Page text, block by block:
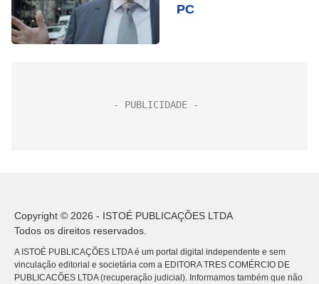
PC
Copyright © 2026 - ISTOÉ PUBLICAÇÕES LTDA
Todos os direitos reservados.
A ISTOÉ PUBLICAÇÕES LTDA é um portal digital independente e sem
vinculação editorial e societária com a EDITORA TRES COMÉRCIO DE
PUBLICACÕES LTDA (recuperação judicial). Informamos também que não